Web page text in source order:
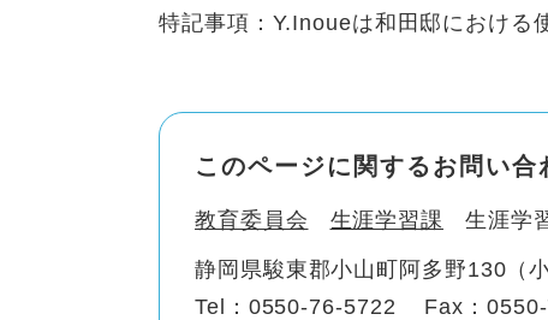
特記事項：Y.Inoueは和田邸における
このページに関するお問い合
教育委員会 生涯学習課 生涯学
静岡県駿東郡小山町阿多野130（
Tel：0550-76-5722
Fax：